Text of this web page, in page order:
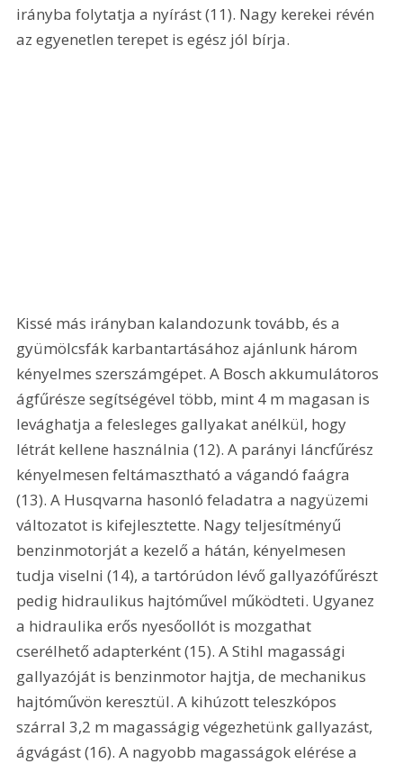
irányba folytatja a nyírást (11). Nagy kerekei révén
az egyenetlen terepet is egész jól bírja.
Kissé más irányban kalandozunk tovább, és a
gyümölcsfák karbantartásához ajánlunk három
kényelmes szerszámgépet. A Bosch akkumulátoros
ágfűrésze segítségével több, mint 4 m magasan is
levághatja a felesleges gallyakat anélkül, hogy
létrát kellene használnia (12). A parányi láncfűrész
kényelmesen feltámasztható a vágandó faágra
(13). A Husqvarna hasonló feladatra a nagyüzemi
változatot is kifejlesztette. Nagy teljesítményű
benzinmotorját a kezelő a hátán, kényelmesen
tudja viselni (14), a tartórúdon lévő gallyazófűrészt
pedig hidraulikus hajtóművel működteti. Ugyanez
a hidraulika erős nyesőollót is mozgathat
cserélhető adapterként (15). A Stihl magassági
gallyazóját is benzinmotor hajtja, de mechanikus
hajtóművön keresztül. A kihúzott teleszkópos
szárral 3,2 m magasságig végezhetünk gallyazást,
ágvágást (16). A nagyobb magasságok elérése a